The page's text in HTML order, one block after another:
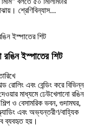
শ্রেণিবিন্যাস...
ইস্পাতের শিট
রোলিং এবং বেন্ডিং করে বিভিন্ন
মাধ্যমে ঢেউখেলানো রঙিন
ও বেসামরিক ভবন, গুদামঘর,
এবং অভ্যন্তরীণ/বাহ্যিক
ব্যবহৃত হয়।